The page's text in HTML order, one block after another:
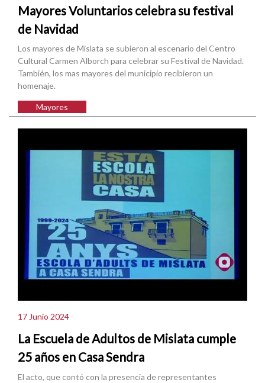
Mayores Voluntarios celebra su festival
de Navidad
Los mayores de Mislata se subieron al escenario del Centro
Cultural Carmen Alborch para celebrar su Festival de Navidad.
También, los mas mayores del municipio recibieron un
homenaje.
Mayores
17 Junio 2024
La Escuela de Adultos de Mislata cumple
25 años en Casa Sendra
El acto, que contó con la presencia de representantes